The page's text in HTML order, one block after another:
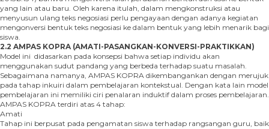
yang lain atau baru. Oleh karena itulah, dalam mengkonstruksi atau
menyusun ulang teks negosiasi perlu pengayaan dengan adanya kegiatan
mengonversi bentuk teks negosiasi ke dalam bentuk yang lebih menarik bagi
siswa.
2.2 AMPAS KOPRA (AMATI-PASANGKAN-KONVERSI-PRAKTIKKAN)
Model ini didasarkan pada konsepsi bahwa setiap individu akan
menggunakan sudut pandang yang berbeda terhadap suatu masalah.
Sebagaimana namanya, AMPAS KOPRA dikembangankan dengan merujuk
pada tahap inkuiri dalam pembelajaran kontekstual. Dengan kata lain model
pembelajaran ini memiliki ciri penalaran induktif dalam proses pembelajaran.
AMPAS KOPRA terdiri atas 4 tahap:
Amati
Tahap ini berpusat pada pengamatan siswa terhadap rangsangan guru, baik